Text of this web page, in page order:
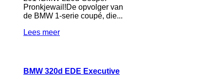
Pronkjewail!De opvolger van
de BMW 1-serie coupé, die...
Lees meer
BMW 320d EDE Executive